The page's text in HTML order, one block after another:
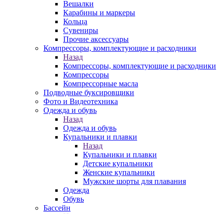
Вешалки
Карабины и маркеры
Кольца
Сувениры
Прочие аксессуары
Компрессоры, комплектующие и расходники
Назад
Компрессоры, комплектующие и расходники
Компрессоры
Компрессорные масла
Подводные буксировщики
Фото и Видеотехника
Одежда и обувь
Назад
Одежда и обувь
Купальники и плавки
Назад
Купальники и плавки
Детские купальники
Женские купальники
Мужские шорты для плавания
Одежда
Обувь
Бассейн